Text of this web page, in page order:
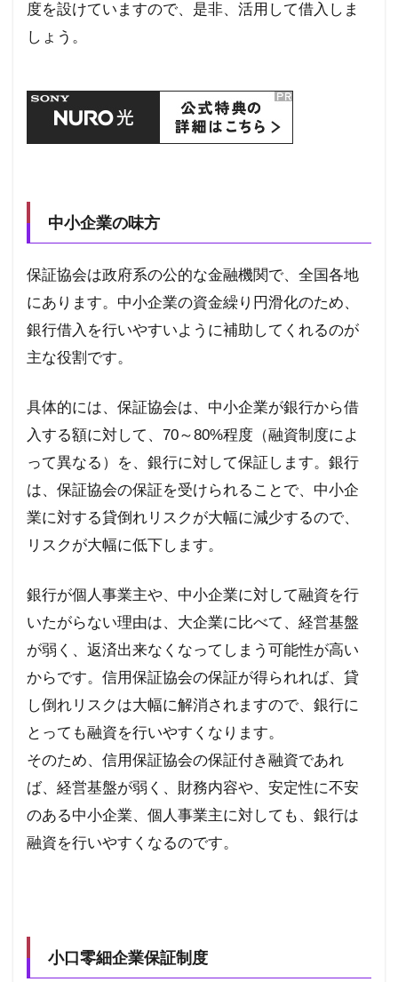
東京
保証
協会
資
小口
融資
3
開業
時な
ら日
策金
借入
のた
めの
準備
4.1
ント
借入
明確
に！
4.2
ント
済財
源を
示す
ファ
クタ
リン
ロー
ン
度を設けていますので、是非、活用して借入しま
しょう。
中小企業の味方
保証協会は政府系の公的な金融機関で、全国各地
にあります。中小企業の資金繰り円滑化のため、
銀行借入を行いやすいように補助してくれるのが
主な役割です。
具体的には、保証協会は、中小企業が銀行から借
入する額に対して、 70～80%程度（融資制度によ
って異なる）を、銀行に対して保証します。銀行
は、保証協会の保証を受けられることで、中小企
業に対する貸倒れリスクが大幅に減少するので、
リスクが大幅に低下します。
銀行が個人事業主や、中小企業に対して融資を行
いたがらない理由は、大企業に比べて、経営基盤
が弱く、返済出来なくなってしまう可能性が高い
からです。信用保証協会の保証が得られれば、貸
し倒れリスクは大幅に解消されますので、銀行に
とっても融資を行いやすくなります。
そのため、信用保証協会の保証付き融資であれ
ば、経営基盤が弱く、財務内容や、安定性に不安
のある中小企業、個人事業主に対しても、銀行は
融資を行いやすくなるのです。
小口零細企業保証制度